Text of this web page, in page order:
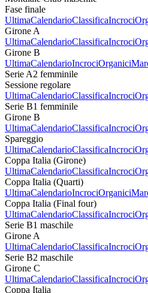
Fase finale
UltimaCalendarioClassificaIncroci
Girone A
UltimaCalendarioClassificaIncroci
Girone B
UltimaCalendarioIncrociOrganici
Serie A2 femminile
Sessione regolare
UltimaCalendarioClassificaIncroci
Serie B1 femminile
Girone B
UltimaCalendarioClassificaIncroci
Spareggio
UltimaCalendarioClassificaIncroci
Coppa Italia (Girone)
UltimaCalendarioClassificaIncroci
Coppa Italia (Quarti)
UltimaCalendarioIncrociOrganici
Coppa Italia (Final four)
UltimaCalendarioClassificaIncroci
Serie B1 maschile
Girone A
UltimaCalendarioClassificaIncroci
Serie B2 maschile
Girone C
UltimaCalendarioClassificaIncroci
Coppa Italia